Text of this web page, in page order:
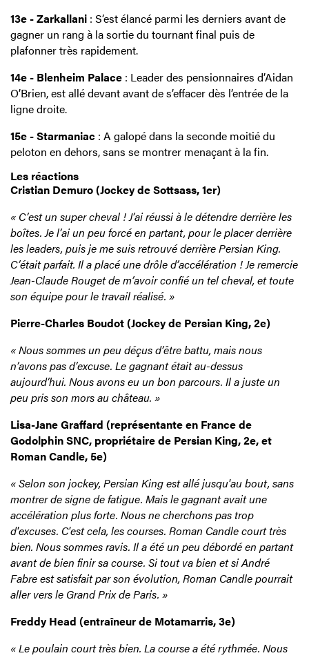
13e - Zarkallani : S’est élancé parmi les derniers avant de
gagner un rang à la sortie du tournant final puis de
plafonner très rapidement.
14e - Blenheim Palace : Leader des pensionnaires d’Aidan
O’Brien, est allé devant avant de s’effacer dès l’entrée de la
ligne droite.
15e - Starmaniac : A galopé dans la seconde moitié du
peloton en dehors, sans se montrer menaçant à la fin.
Les réactions
Cristian Demuro (Jockey de Sottsass, 1er)
« C’est un super cheval ! J’ai réussi à le détendre derrière les
boîtes. Je l’ai un peu forcé en partant, pour le placer derrière
les leaders, puis je me suis retrouvé derrière Persian King.
C’était parfait. Il a placé une drôle d’accélération ! Je remercie
Jean-Claude Rouget de m’avoir confié un tel cheval, et toute
son équipe pour le travail réalisé. »
Pierre-Charles Boudot (Jockey de Persian King, 2e)
« Nous sommes un peu déçus d’être battu, mais nous
n’avons pas d’excuse. Le gagnant était au-dessus
aujourd’hui. Nous avons eu un bon parcours. Il a juste un
peu pris son mors au château. »
Lisa-Jane Graffard (représentante en France de
Godolphin SNC, propriétaire de Persian King, 2e, et
Roman Candle, 5e)
« Selon son jockey, Persian King est allé jusqu'au bout, sans
montrer de signe de fatigue. Mais le gagnant avait une
accélération plus forte. Nous ne cherchons pas trop
d'excuses. C'est cela, les courses. Roman Candle court très
bien. Nous sommes ravis. Il a été un peu débordé en partant
avant de bien finir sa course. Si tout va bien et si André
Fabre est satisfait par son évolution, Roman Candle pourrait
aller vers le Grand Prix de Paris. »
Freddy Head (entraîneur de Motamarris, 3e)
« Le poulain court très bien. La course a été rythmée. Nous